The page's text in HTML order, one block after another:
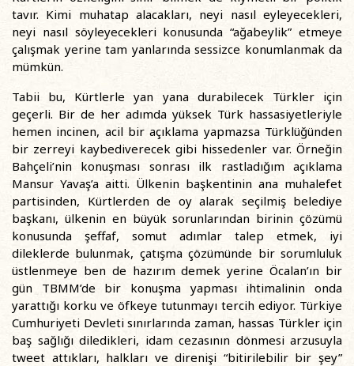
tavır. Kimi muhatap alacakları, neyi nasıl eyleyecekleri,
neyi nasıl söyleyecekleri konusunda “ağabeylik” etmeye
çalışmak yerine tam yanlarında sessizce konumlanmak da
mümkün.
Tabii bu, Kürtlerle yan yana durabilecek Türkler için
geçerli. Bir de her adımda yüksek Türk hassasiyetleriyle
hemen incinen, acil bir açıklama yapmazsa Türklüğünden
bir zerreyi kaybediverecek gibi hissedenler var. Örneğin
Bahçeli’nin konuşması sonrası ilk rastladığım açıklama
Mansur Yavaş’a aitti. Ülkenin başkentinin ana muhalefet
partisinden, Kürtlerden de oy alarak seçilmiş belediye
başkanı, ülkenin en büyük sorunlarından birinin çözümü
konusunda şeffaf, somut adımlar talep etmek, iyi
dileklerde bulunmak, çatışma çözümünde bir sorumluluk
üstlenmeye ben de hazırım demek yerine Öcalan’ın bir
gün TBMM’de bir konuşma yapması ihtimalinin onda
yarattığı korku ve öfkeye tutunmayı tercih ediyor. Türkiye
Cumhuriyeti Devleti sınırlarında zaman, hassas Türkler için
baş sağlığı diledikleri, idam cezasının dönmesi arzusuyla
tweet attıkları, halkları ve direnişi “bitirilebilir bir şey”